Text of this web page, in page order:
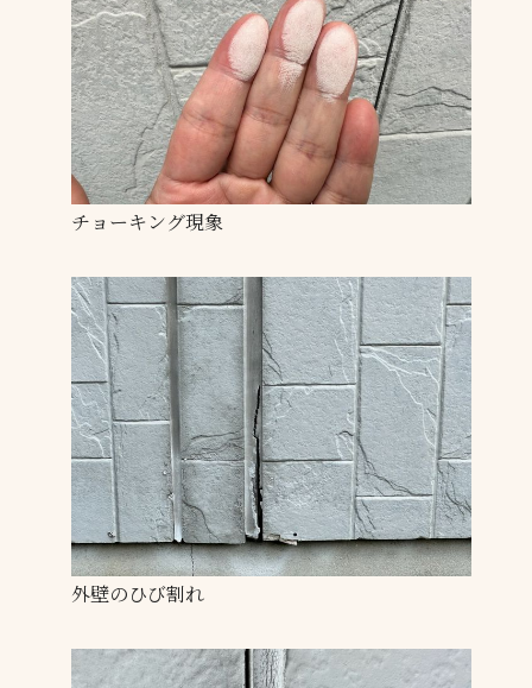
チョーキング現象
外壁のひび割れ